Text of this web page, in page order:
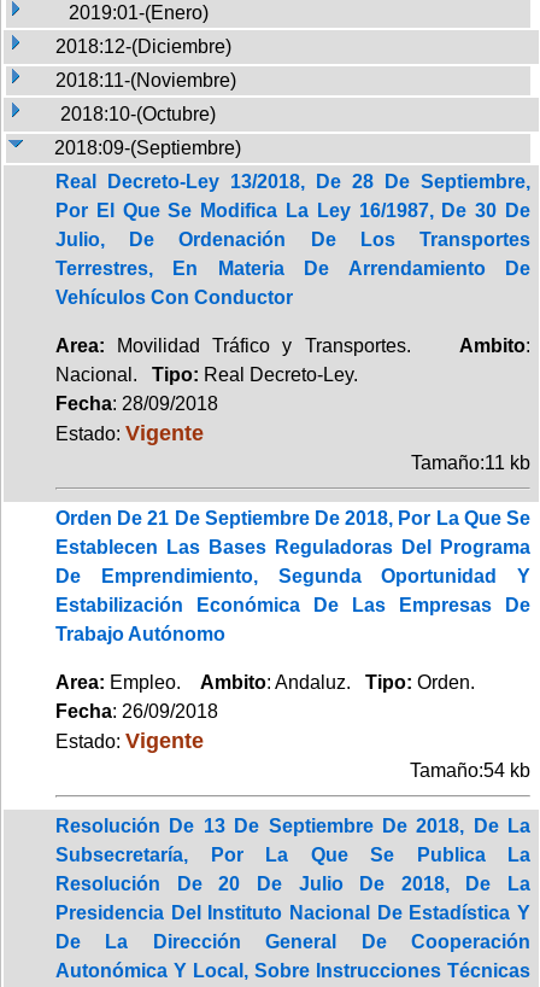
2019:01-(Enero)
2018:12-(Diciembre)
2018:11-(Noviembre)
2018:10-(Octubre)
2018:09-(Septiembre)
Real Decreto-Ley 13/2018, De 28 De Septiembre,
Por El Que Se Modifica La Ley 16/1987, De 30 De
Julio, De Ordenación De Los Transportes
Terrestres, En Materia De Arrendamiento De
Vehículos Con Conductor
Area: Movilidad Tráfico y Transportes. Ambito:
Nacional. Tipo: Real Decreto-Ley.
Fecha: 28/09/2018
Estado: Vigente
Tamaño:11 kb
Orden De 21 De Septiembre De 2018, Por La Que Se
Establecen Las Bases Reguladoras Del Programa
De Emprendimiento, Segunda Oportunidad Y
Estabilización Económica De Las Empresas De
Trabajo Autónomo
Area: Empleo. Ambito: Andaluz. Tipo: Orden.
Fecha: 26/09/2018
Estado: Vigente
Tamaño:54 kb
Resolución De 13 De Septiembre De 2018, De La
Subsecretaría, Por La Que Se Publica La
Resolución De 20 De Julio De 2018, De La
Presidencia Del Instituto Nacional De Estadística Y
De La Dirección General De Cooperación
Autonómica Y Local, Sobre Instrucciones Técnicas